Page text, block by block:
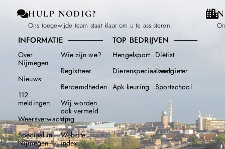
HULP NODIG?
Ons toegewijde team staat klaar om u te assisteren.
INFORMATIE
Over
Nijmegen
Nieuws
112
meldingen
Weersverwachting
Speciaal in
Nijmegen
Wie zijn we?
Registreer
Beroemdheden​
Wij worden
ook vermeld
op
Website
index
TOP BEDRIJVEN
Hengelsport
Dierenspeciaalzaak
Apk keuring
Diëtist
Loodgieter
Sportschool